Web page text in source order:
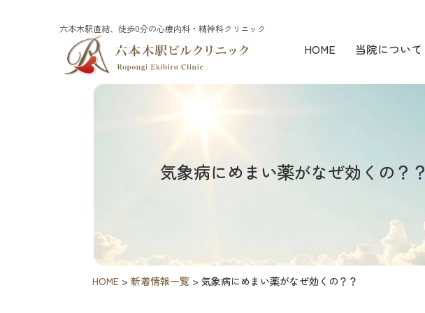
六本木駅直結、徒歩0分の心療内科・精神科クリニック
HOME
当院について
気象病にめまい薬がなぜ効くの？？
HOME > 新着情報一覧 > 気象病にめまい薬がなぜ効くの？？